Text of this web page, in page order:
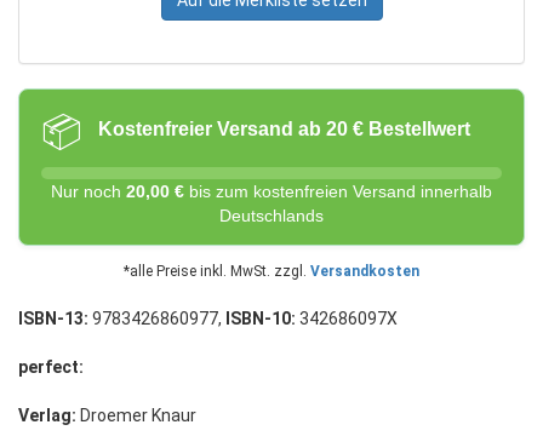
📦 Kostenfreier Versand ab 20 € Bestellwert
Nur noch 20,00 € bis zum kostenfreien Versand innerhalb
Deutschlands
*alle Preise inkl. MwSt. zzgl. Versandkosten
ISBN-13: 9783426860977, ISBN-10: 342686097X
perfect:
Verlag: Droemer Knaur